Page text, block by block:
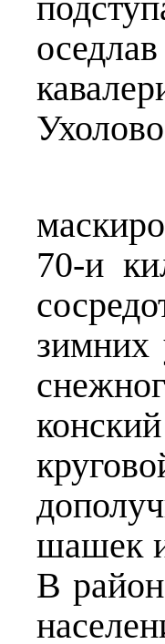
70-и
зимних
шашек
В